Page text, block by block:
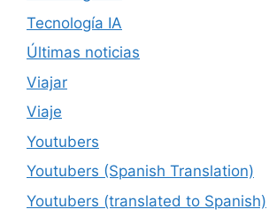
Tecnología IA
Últimas noticias
Viajar
Viaje
Youtubers
Youtubers (Spanish Translation)
Youtubers (translated to Spanish)